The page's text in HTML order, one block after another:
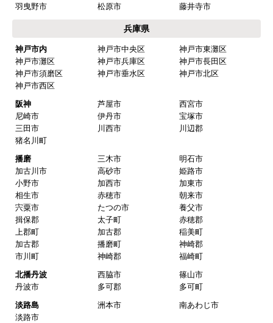
はい
予定の期日までに商品が届きましたか？
商品の梱包は必要十分なものでしたか？
はい
またこのショップを利用したいですか？
時期】2026年03月頃
【このショップを選んだ理由は？】
送料を含め価格が安かったから
【注文からどのくらいで届きましたか？】
翌日には届きました
【その他感想・コメント】
羽曳野市
松原市 藤井寺市
兵庫県
神戸市内 神戸市中央区
神戸市東灘区
神戸市灘区
神戸市兵庫区
神戸市長田区
神戸市須磨区
神戸市垂水区
神戸市北区
神戸市西区
阪神
芦屋市
西宮市
尼崎市
伊丹市
宝塚市
三田市
川西市
川辺郡
猪名川町
播磨
三木市
明石市
加古川市
高砂市
姫路市
小野市
加西市
加東市
相生市
赤穂市
朝来市
宍粟市
たつの市
養父市
揖保郡
太子町
赤穂郡
上郡町
加古郡
稲美町
加古郡
播磨町
神崎郡
市川町
神崎郡
福崎町
北播丹波
西脇市
篠山市
丹波市
多可郡
多可町
淡路島
洲本市
南あわじ市
淡路市